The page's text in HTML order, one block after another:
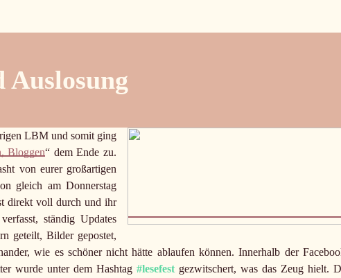
Auslosung
LBM und somit ging
Bloggen“ dem Ende zu.
von eurer großartigen
gleich am Donnerstag
direkt voll durch und ihr
ständig Updates
geteilt, Bilder gepostet,
wie es schöner nicht hätte ablaufen können. Innerhalb der
wurde unter dem Hashtag #lesefest gezwitschert, was das Zeug hielt.